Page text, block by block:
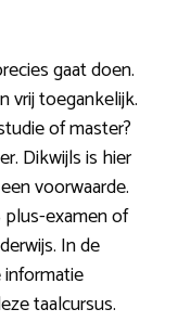
gaat doen.
vrij toegankelijk.
of master?
Dikwijls is hier
een voorwaarde.
examen of
In de
informatie
taalcursus.